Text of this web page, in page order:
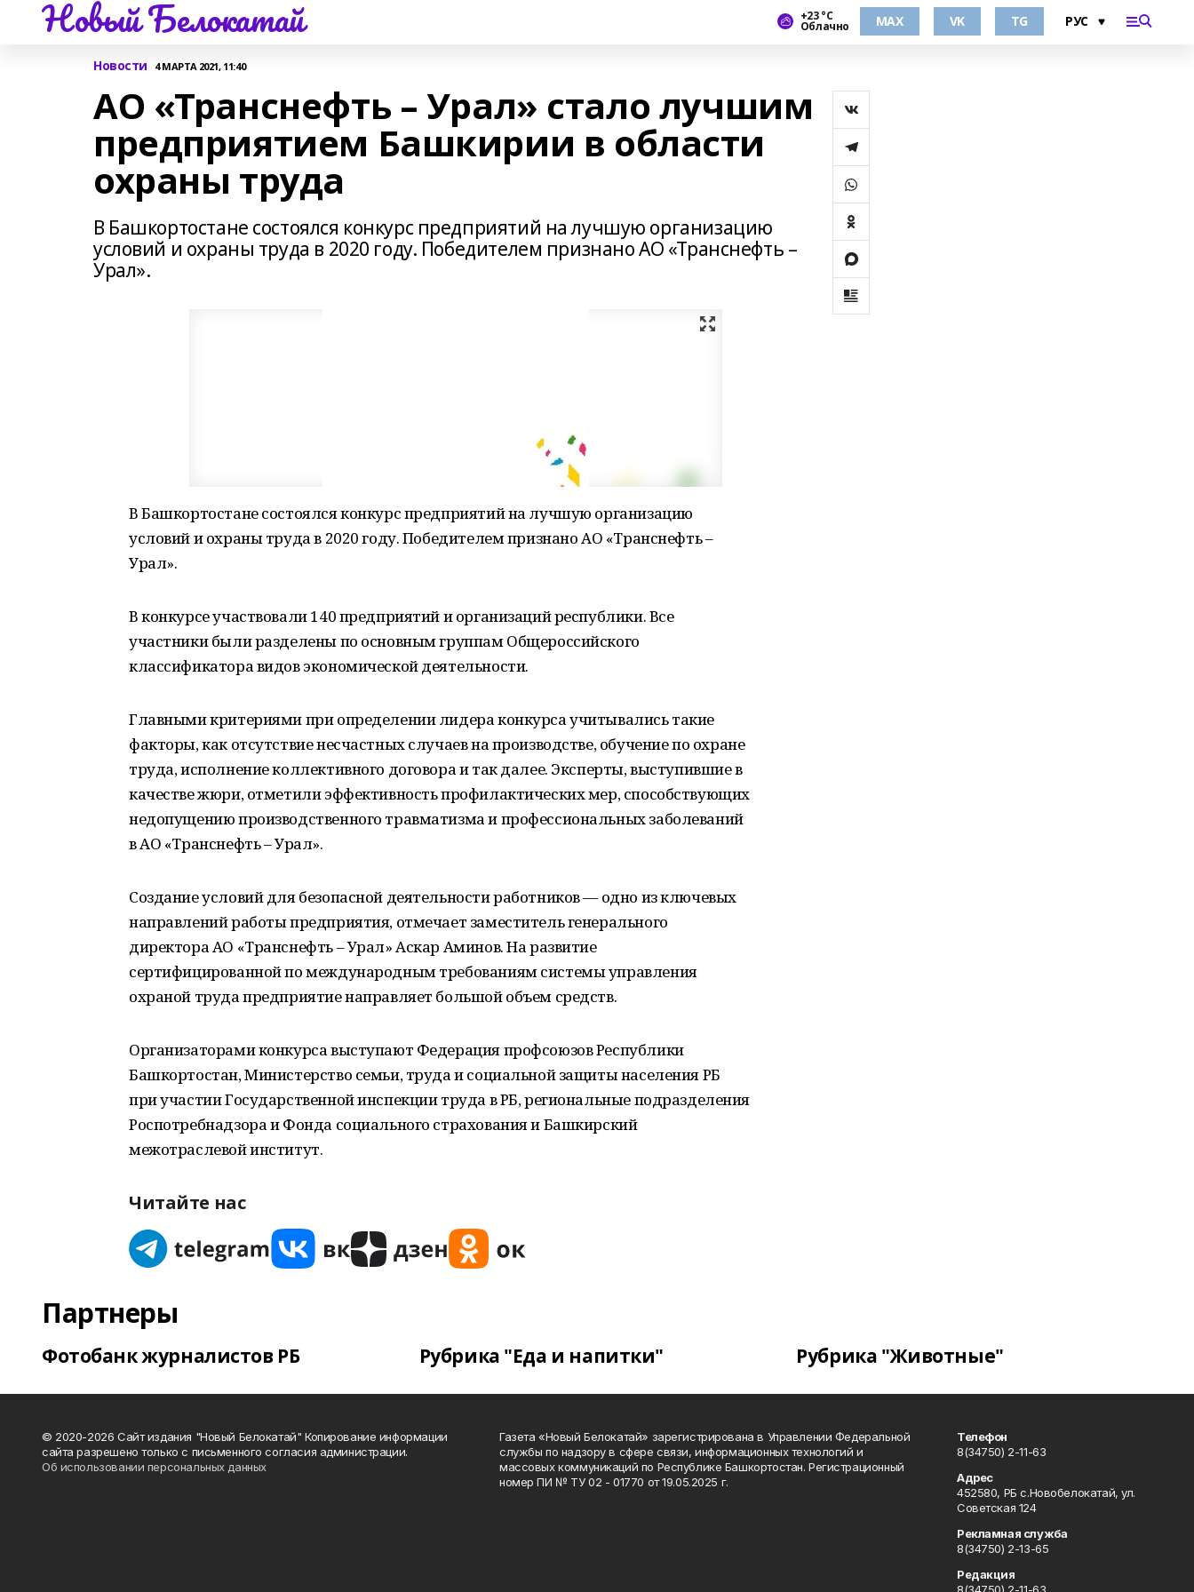
Новый Белокатай +23 °С
Облачно MAX VK TG
Новости 4 МАРТА 2021, 11:40
АО «Транснефть – Урал» стало лучшим
предприятием Башкирии в области
охраны труда
В Башкортостане состоялся конкурс предприятий на лучшую организацию
условий и охраны труда в 2020 году. Победителем признано АО «Транснефть –
Урал».
В Башкортостане состоялся конкурс предприятий на лучшую организацию
условий и охраны труда в 2020 году. Победителем признано АО «Транснефть –
Урал».
В конкурсе участвовали 140 предприятий и организаций республики. Все
участники были разделены по основным группам Общероссийского
классификатора видов экономической деятельности.
Главными критериями при определении лидера конкурса учитывались такие
факторы, как отсутствие несчастных случаев на производстве, обучение по охране
труда, исполнение коллективного договора и так далее. Эксперты, выступившие в
качестве жюри, отметили эффективность профилактических мер, способствующих
недопущению производственного травматизма и профессиональных заболеваний
в АО «Транснефть – Урал».
Создание условий для безопасной деятельности работников — одно из ключевых
направлений работы предприятия, отмечает заместитель генерального
директора АО «Транснефть – Урал» Аскар Аминов. На развитие
сертифицированной по международным требованиям системы управления
охраной труда предприятие направляет большой объем средств.
Организаторами конкурса выступают Федерация профсоюзов Республики
Башкортостан, Министерство семьи, труда и социальной защиты населения РБ
при участии Государственной инспекции труда в РБ, региональные подразделения
Роспотребнадзора и Фонда социального страхования и Башкирский
межотраслевой институт.
Читайте нас
Партнеры
Фотобанк журналистов РБ Рубрика "Еда и напитки" Рубрика "Животные"
© 2020-2026 Сайт издания "Новый Белокатай" Копирование информации
сайта разрешено только с письменного согласия администрации.
Об использовании персональных данных
Газета «Новый Белокатай» зарегистрирована в Управлении Федеральной
службы по надзору в сфере связи, информационных технологий и
массовых коммуникаций по Республике Башкортостан. Регистрационный
номер ПИ № ТУ 02 - 01770 от 19.05.2025 г.
Телефон
8(34750) 2-11-63
Адрес
452580, РБ с.Новобелокатай, ул.
Советская 124
Рекламная служба
8(34750) 2-13-65
Редакция